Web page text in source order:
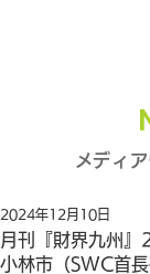
メディ
月刊『財界九州
小林市（SWC首
2024年12月10日